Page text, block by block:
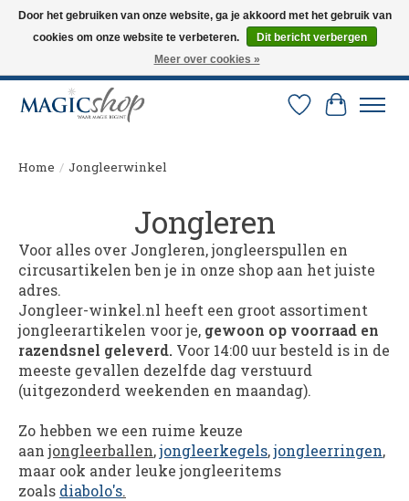
Altijd de nieuwste trucs op voorraad. Snelle verzending via PostNL en DHL.
Langskomen in onze winkel? Bel of mail om een afspraak te maken. 0251-
Verlanglijst
Home / Jongleerwinkel
Jongleren
Voor alles over Jongleren, jongleerspullen en
circusartikelen ben je in onze shop aan het juiste
adres.
Jongleer-winkel.nl heeft een groot assortiment
jongleerartikelen voor je, gewoon op voorraad en
razendsnel geleverd. Voor 14:00 uur besteld is in de
meeste gevallen dezelfde dag verstuurd
(uitgezonderd weekenden en maandag).
Zo hebben we een ruime keuze
aanjongleerballen,jongleerkegels,jongleerringen,
maar ook ander leuke jongleeritems
zoals diabolo's.
Door het gebruiken van onze website, ga je akkoord met het gebruik van
cookies om onze website te verbeteren.
Dit bericht verbergen
Meer over cookies »